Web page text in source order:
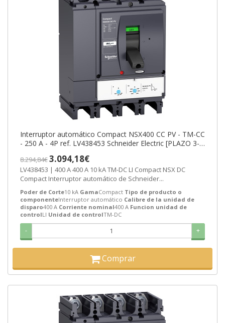
Interruptor automático Compact NSX400 CC PV - TM-CC
- 250 A - 4P ref. LV438453 Schneider Electric [PLAZO 3-6
8.294,84€3.094,18€
LV438453 | 400 A 400 A 10 kA TM-DC LI Compact NSX DC
Compact Interruptor automático de Schneider...
Poder de Corte10 kA GamaCompact Tipo de producto o
componenteInterruptor automático Calibre de la unidad de
disparo400 A Corriente nominal400 A Funcion unidad de
controlLI Unidad de controlTM-DC
- +
Comprar